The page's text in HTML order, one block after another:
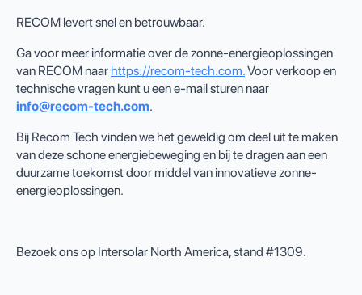
RECOM levert snel en betrouwbaar.
Ga voor meer informatie over de zonne-energieoplossingen
van RECOM naar https://recom-tech.com.Voor verkoop en
technische vragen kunt u een e-mail sturen naar
info@recom-tech.com.
Bij Recom Tech vinden we het geweldig om deel uit te maken
van deze schone energiebeweging en bij te dragen aan een
duurzame toekomst door middel van innovatieve zonne-
energieoplossingen.
Bezoek ons op Intersolar North America, stand #1309.